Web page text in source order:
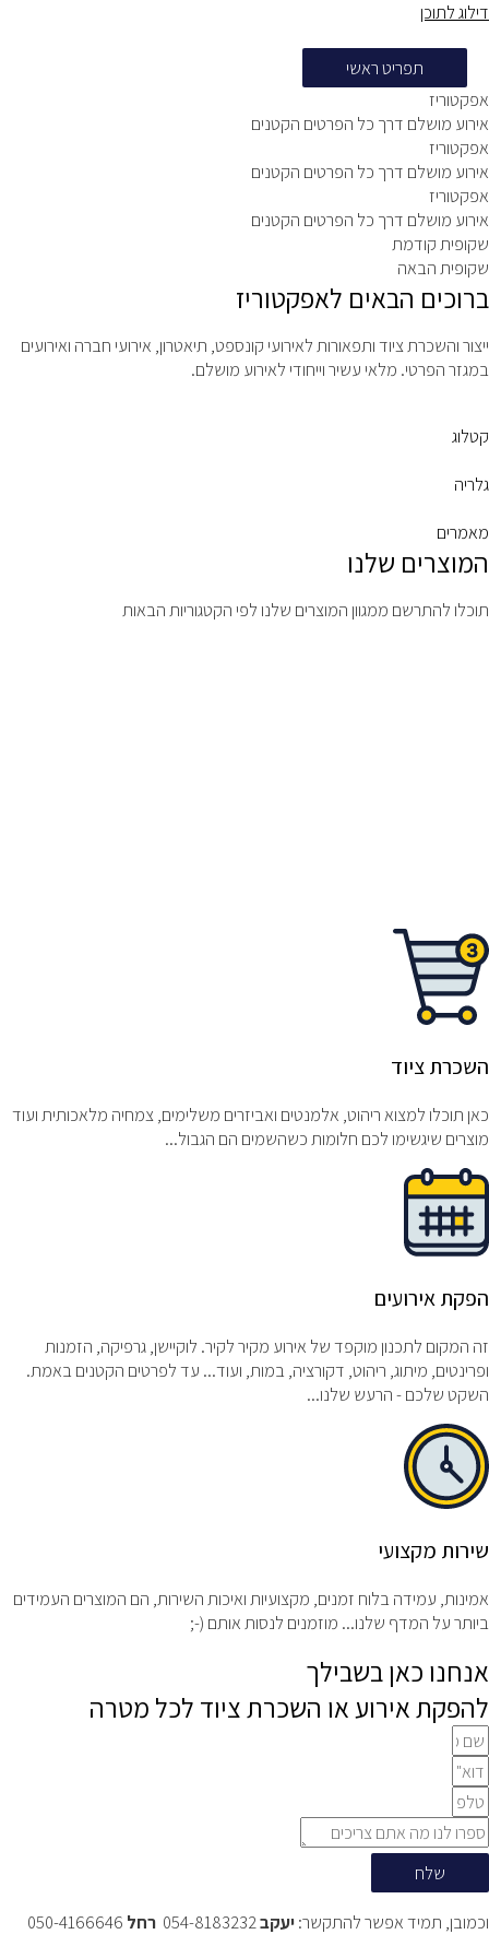
דילוג לתוכן
תפריט ראשי
אפקטוריז
אירוע מושלם דרך כל הפרטים הקטנים
אפקטוריז
אירוע מושלם דרך כל הפרטים הקטנים
אפקטוריז
אירוע מושלם דרך כל הפרטים הקטנים
שקופית קודמת
שקופית הבאה
ברוכים הבאים לאפקטוריז
ייצור והשכרת ציוד ותפאורות לאירועי קונספט, תיאטרון, אירועי חברה ואירועים
במגזר הפרטי. מלאי עשיר וייחודי לאירוע מושלם.
קטלוג
גלריה
מאמרים
המוצרים שלנו
תוכלו להתרשם ממגוון המוצרים שלנו לפי הקטגוריות הבאות
השכרת ציוד
כאן תוכלו למצוא ריהוט, אלמנטים ואביזרים משלימים, צמחיה מלאכותית ועוד
מוצרים שיגשימו לכם חלומות כשהשמים הם הגבול...
הפקת אירועים
זה המקום לתכנון מוקפד של אירוע מקיר לקיר. לוקיישן, גרפיקה, הזמנות
ופרינטים, מיתוג, ריהוט, דקורציה, במות, ועוד... עד לפרטים הקטנים באמת.
השקט שלכם - הרעש שלנו...
שירות מקצועי
אמינות, עמידה בלוח זמנים, מקצועיות ואיכות השירות, הם המוצרים העמידים
ביותר על המדף שלנו... מוזמנים לנסות אותם ⁦;-)⁩
אנחנו כאן בשבילך
להפקת אירוע או השכרת ציוד לכל מטרה
שלח
וכמובן, תמיד אפשר להתקשר:יעקב רחל